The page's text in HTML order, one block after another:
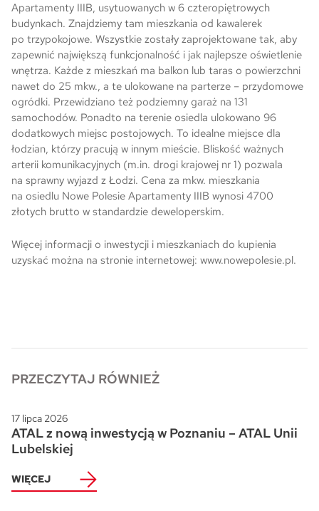
Apartamenty IIIB, usytuowanych w 6 czteropiętrowych
budynkach. Znajdziemy tam mieszkania od kawalerek
po trzypokojowe. Wszystkie zostały zaprojektowane tak, aby
zapewnić największą funkcjonalność i jak najlepsze oświetlenie
wnętrza. Każde z mieszkań ma balkon lub taras o powierzchni
nawet do 25 mkw., a te ulokowane na parterze – przydomowe
ogródki. Przewidziano też podziemny garaż na 131
samochodów. Ponadto na terenie osiedla ulokowano 96
dodatkowych miejsc postojowych. To idealne miejsce dla
łodzian, którzy pracują w innym mieście. Bliskość ważnych
arterii komunikacyjnych (m.in. drogi krajowej nr 1) pozwala
na sprawny wyjazd z Łodzi. Cena za mkw. mieszkania
na osiedlu Nowe Polesie Apartamenty IIIB wynosi 4700
złotych brutto w standardzie deweloperskim.
Więcej informacji o inwestycji i mieszkaniach do kupienia
uzyskać można na stronie internetowej: www.nowepolesie.pl.
PRZECZYTAJ RÓWNIEŻ
17 lipca 2026
ATAL z nową inwestycją w Poznaniu – ATAL Unii
Lubelskiej
WIĘCEJ